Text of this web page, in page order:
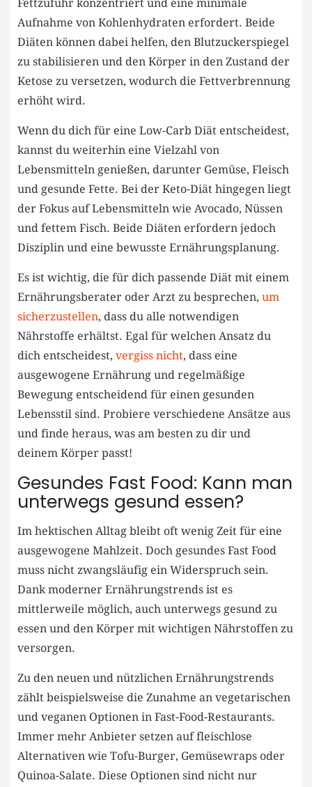
Fettzufuhr‌ konzentriert und eine minimale
⁣Aufnahme von Kohlenhydraten⁢ erfordert.⁢ Beide ​
Diäten können dabei​ helfen, den Blutzuckerspiegel
zu stabilisieren und den⁤ Körper in den Zustand der⁤
Ketose ⁣zu versetzen, wodurch die⁤ Fettverbrennung
erhöht wird.
Wenn du dich für eine Low-Carb Diät entscheidest,
kannst du weiterhin eine Vielzahl von
Lebensmitteln genießen, darunter Gemüse, ‍Fleisch
und gesunde Fette. ⁣Bei‌ der Keto-Diät hingegen liegt
⁣der​ Fokus auf Lebensmitteln wie Avocado, Nüssen⁣
und fettem Fisch.⁤ Beide Diäten erfordern ⁢jedoch
Disziplin und eine​ bewusste Ernährungsplanung.
Es ist wichtig, ⁢die für dich ‌passende Diät ⁤mit ⁣einem
Ernährungsberater oder Arzt⁣ zu ⁣besprechen, um
sicherzustellen, dass‍ du ⁣alle notwendigen
Nährstoffe erhältst.⁢ Egal für welchen Ansatz ‍du
dich entscheidest, vergiss nicht, ⁣dass eine
ausgewogene Ernährung und regelmäßige
Bewegung entscheidend ⁤für einen ‌gesunden⁣
Lebensstil sind. Probiere verschiedene⁣ Ansätze aus
‍und ⁢finde ⁣heraus, was am besten zu dir und
deinem Körper passt!
Gesundes Fast‍ Food: Kann man⁤
unterwegs gesund essen?
Im​ hektischen Alltag‍ bleibt oft wenig Zeit für ⁤eine
ausgewogene Mahlzeit. Doch ​gesundes Fast Food⁣
muss nicht zwangsläufig ‍ein⁣ Widerspruch sein.
Dank moderner​ Ernährungstrends ist es
mittlerweile⁣ möglich, auch unterwegs⁣ gesund zu
essen und den Körper mit⁢ wichtigen Nährstoffen ‌zu
versorgen.
Zu ‍den neuen und nützlichen Ernährungstrends‍
zählt ⁢beispielsweise ⁣die Zunahme an vegetarischen
und veganen Optionen in Fast-Food-Restaurants.
⁢Immer mehr Anbieter⁢ setzen‍ auf fleischlose
Alternativen wie Tofu-Burger,​ Gemüsewraps ⁤oder
⁣Quinoa-Salate. Diese Optionen⁢ sind nicht⁣ nur